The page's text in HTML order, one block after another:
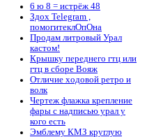
6 ю 8 = истрёж 48
Здох Telegram ,
помогитеклОпОна
Продам литровый Урал
кастом!
Крышку переднего гтц или
гтц в сборе Вояж
Отличие ходовой ретро и
волк
Чертеж флажка крепление
фары с надписью урал у
кого есть
Эмблему КМЗ круглую